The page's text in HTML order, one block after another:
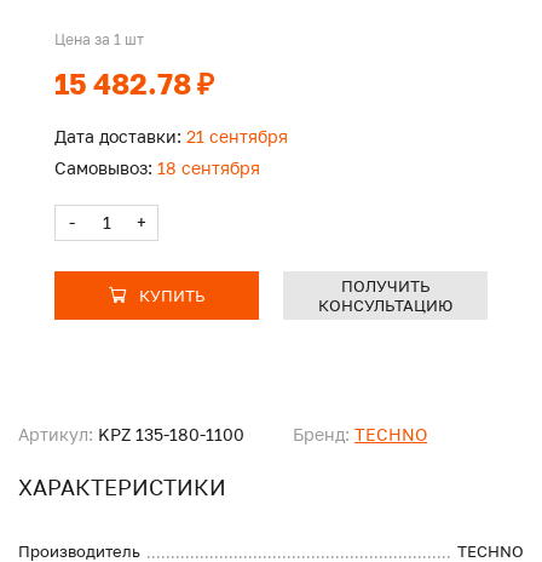
Артикул: KPZ 135-180-1100 Бренд: TECHNO
ХАРАКТЕРИСТИКИ
Производитель
TECHNO
Цена за 1 шт
15 482.78 ₽
Дата доставки: 21 сентября
Самовывоз: 18 сентября
- +
КУПИТЬ
ПОЛУЧИТЬ
КОНСУЛЬТАЦИЮ